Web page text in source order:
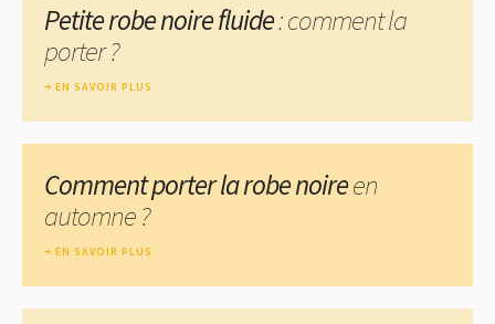
Petite robe noire fluide: comment la
porter ?
EN SAVOIR PLUS
Comment porter la robe noireen
automne ?
EN SAVOIR PLUS